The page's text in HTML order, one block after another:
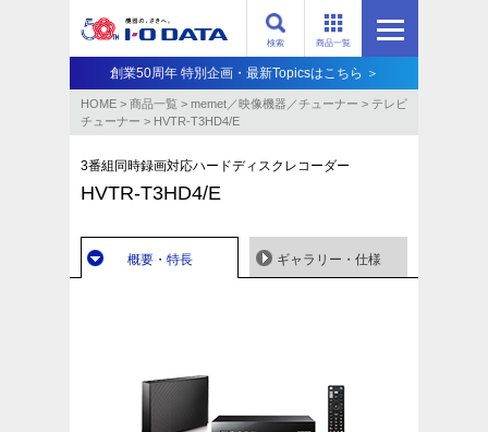
商品一覧
検索
創業50周年 特別企画・最新Topicsはこちら ＞
HOME > 商品一覧 > memet／映像機器／チューナー > テレビ
チューナー > HVTR-T3HD4/E
3番組同時録画対応ハードディスクレコーダー
HVTR-T3HD4/E
概要・特長 ギャラリー・仕様